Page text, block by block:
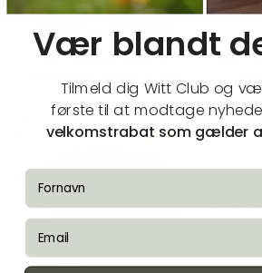
12.999,00 DKK
Beehive
Sort-
Witt
Stream
Hvid
Vær blandt
Tilmeld dig Witt Club og
første til at modtage
velkomstrabat som gælder
fornavn
email